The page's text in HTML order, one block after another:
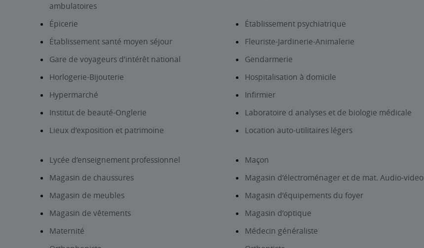
ambulatoires
Épicerie Établissement psychiatrique
Établissement santé moyen séjour
Fleuriste-Jardinerie-Animalerie
Gare de voyageurs d’intérêt national
Gendarmerie
Horlogerie-Bijouterie
Hospitalisation à domicile
Hypermarché
Infirmier
Institut de beauté-Onglerie
Laboratoire d analyses et de biologie médicale
Lieux d’exposition et patrimoine
Location auto-utilitaires légers
Lycée d’enseignement professionnel
Maçon
Magasin de chaussures
Magasin d’électroménager et de mat. Audio-video
Magasin de meubles
Magasin d’équipements du foyer
Magasin de vêtements
Magasin d’optique
Maternité
Médecin généraliste